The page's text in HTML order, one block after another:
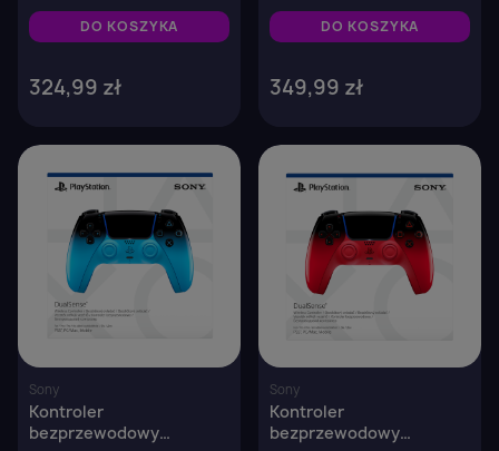
Nocna Czerń w zestawie
z przewodem USB do
DO KOSZYKA
324,99 zł
Green
DO KOSZYKA
349,99 zł
favorite_border
Sony
Kontroler
bezprzewodowy
favorite_border
Sony
Kontroler
bezprzewodowy